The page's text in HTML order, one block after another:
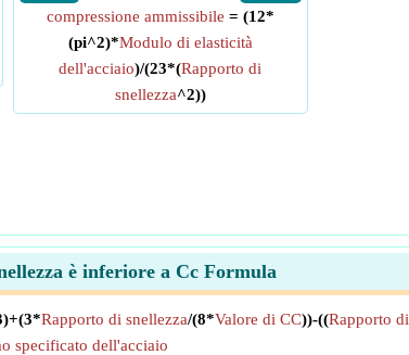
compressione ammissibile = (12*
(pi^2)*Modulo di elasticità
dell'acciaio)/(23*(Rapporto di
snellezza^2))
è inferiore a Cc Formula
Rapporto di snellezza/(8*Valore di CC))-((Rapporto di
specificato dell'acciaio